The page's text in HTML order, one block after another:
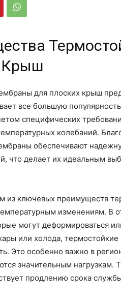
Крыш
для плоских крыш
все большую
специфических
колебаний.
обеспечивают
что делает их идеальным
из ключевых преимуществ
изменениям. В
могут деформироваться
или холода,
Это особенно важно в
значительным нагрузкам.
продлению срока